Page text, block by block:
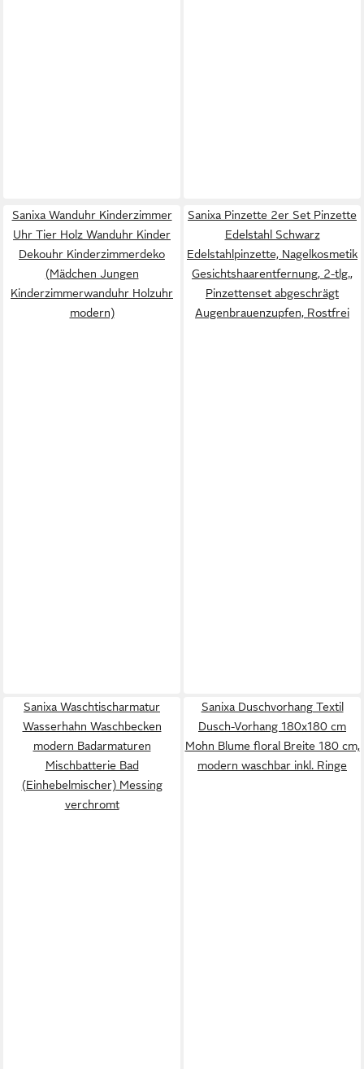
Sanixa Wanduhr Kinderzimmer
Uhr Tier Holz Wanduhr Kinder
Dekouhr Kinderzimmerdeko
(Mädchen Jungen
Kinderzimmerwanduhr Holzuhr
modern)
Sanixa Pinzette 2er Set Pinzette
Edelstahl Schwarz
Edelstahlpinzette, Nagelkosmetik
Gesichtshaarentfernung, 2-tlg.,
Pinzettenset abgeschrägt
Augenbrauenzupfen, Rostfrei
Sanixa Waschtischarmatur
Wasserhahn Waschbecken
modern Badarmaturen
Mischbatterie Bad
(Einhebelmischer) Messing
verchromt
Sanixa Duschvorhang Textil
Dusch-Vorhang 180x180 cm
Mohn Blume floral Breite 180 cm,
modern waschbar inkl. Ringe